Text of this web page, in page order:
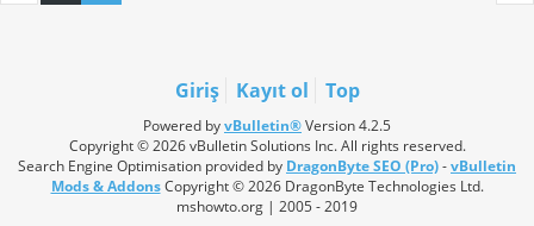
Giriş Kayıt ol Top
Powered byvBulletin®Version 4.2.5
Copyright © 2026 vBulletin Solutions Inc. All rights reserved.
Search Engine Optimisation provided by DragonByte SEO (Pro)-vBulletin
Mods & AddonsCopyright © 2026 DragonByte Technologies Ltd.
mshowto.org | 2005 - 2019